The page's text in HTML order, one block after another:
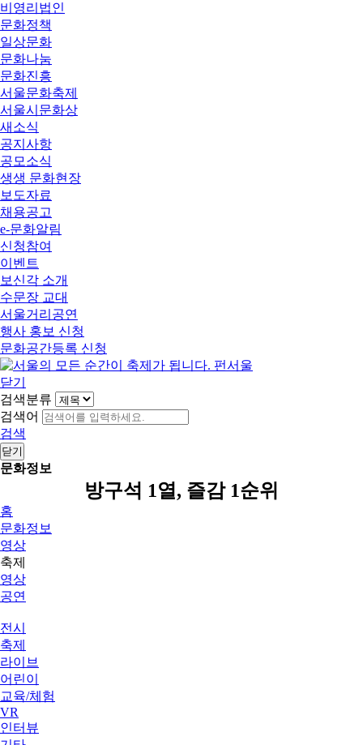
비영리법인
문화정책
일상문화
문화나눔
문화진흥
서울문화축제
서울시문화상
새소식
공지사항
공모소식
생생 문화현장
보도자료
채용공고
e-문화알림
신청참여
이벤트
보신각 소개
수문장 교대
서울거리공연
행사 홍보 신청
문화공간등록 신청
닫기
검색분류
검색어
검색
닫기
문화정보
방구석 1열, 즐감 1순위
홈
문화정보
영상
축제
영상
공연
전시
축제
라이브
어린이
교육/체험
VR
인터뷰